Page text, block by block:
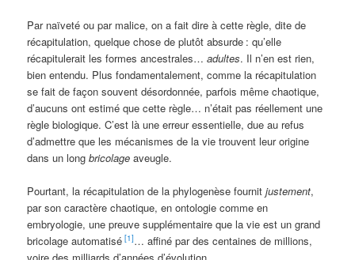
Par naïveté ou par malice, on a fait dire à cette règle, dite de
récapitulation, quelque chose de plutôt absurde : qu’elle
récapitulerait les formes ancestrales…adultes. Il n’en est rien,
bien entendu. Plus fondamentalement, comme la récapitulation
se fait de façon souvent désordonnée, parfois même chaotique,
d’aucuns ont estimé que cette règle… n’était pas réellement une
règle biologique. C’est là une erreur essentielle, due au refus
d’admettre que les mécanismes de la vie trouvent leur origine
dans un longbricolage aveugle.
Pourtant, la récapitulation de la phylogenèse fournitjustement,
par son caractère chaotique, en ontologie comme en
embryologie, une preuve supplémentaire que la vie est un grand
bricolage automatisé [1]… affiné par des centaines de millions,